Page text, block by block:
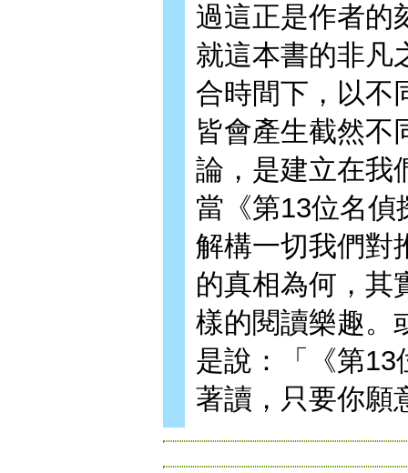
過這正是作者的
就這本書的非凡
合時間下，以不
皆會產生截然不
論，是建立在我
當《第13位名偵
解構一切我們對
的真相為何，其
樣的閱讀樂趣。
是說：「《第13
著讀，只要你願